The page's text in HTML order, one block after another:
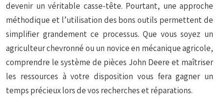
devenir un véritable casse-tête. Pourtant, une approche
méthodique et l’utilisation des bons outils permettent de
simplifier grandement ce processus. Que vous soyez un
agriculteur chevronné ou un novice en mécanique agricole,
comprendre le système de pièces John Deere et maîtriser
les ressources à votre disposition vous fera gagner un
temps précieux lors de vos recherches et réparations.